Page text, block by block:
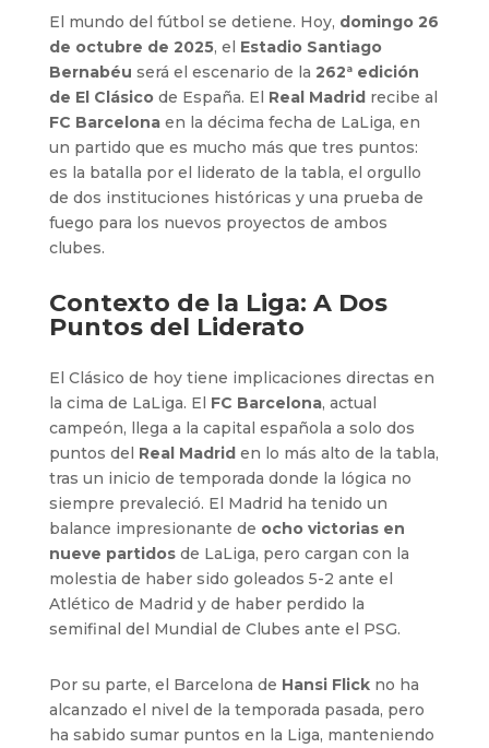
El mundo del fútbol se detiene. Hoy, domingo 26
de octubre de 2025, el Estadio Santiago
Bernabéu será el escenario de la 262ª edición
de El Clásicode España. El Real Madridrecibe al
FC Barcelonaen la décima fecha de LaLiga, en
un partido que es mucho más que tres puntos:
es la batalla por el liderato de la tabla, el orgullo
de dos instituciones históricas y una prueba de
fuego para los nuevos proyectos de ambos
clubes.
Contexto de la Liga: A Dos
Puntos del Liderato
El Clásico de hoy tiene implicaciones directas en
la cima de LaLiga. El FC Barcelona, actual
campeón, llega a la capital española a solo dos
puntos del Real Madriden lo más alto de la tabla,
tras un inicio de temporada donde la lógica no
siempre prevaleció. El Madrid ha tenido un
balance impresionante de ocho victorias en
nueve partidosde LaLiga, pero cargan con la
molestia de haber sido goleados 5-2 ante el
Atlético de Madrid y de haber perdido la
semifinal del Mundial de Clubes ante el PSG.
Por su parte, el Barcelona de Hansi Flickno ha
alcanzado el nivel de la temporada pasada, pero
ha sabido sumar puntos en la Liga, manteniendo